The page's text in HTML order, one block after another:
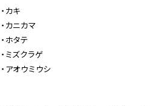
・カキ
・カニカマ
・ホタテ
・ミズクラゲ
・アオウミウシ